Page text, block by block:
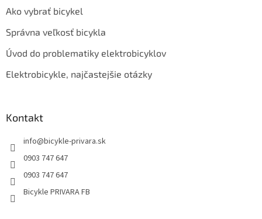
Ako vybrať bicykel
Správna veľkosť bicykla
Úvod do problematiky elektrobicyklov
Elektrobicykle, najčastejšie otázky
Kontakt
info@bicykle-privara.sk
0903 747 647
0903 747 647
Bicykle PRIVARA FB